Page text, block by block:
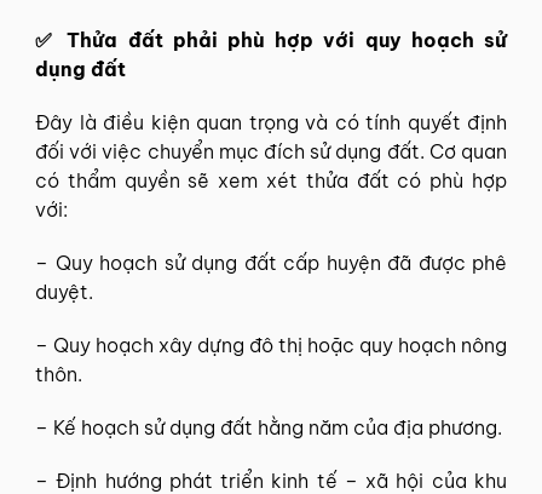
✅ Thửa đất phải phù hợp với quy hoạch sử
dụng đất
Đây là điều kiện quan trọng và có tính quyết định
đối với việc chuyển mục đích sử dụng đất. Cơ quan
có thẩm quyền sẽ xem xét thửa đất có phù hợp
với:
– Quy hoạch sử dụng đất cấp huyện đã được phê
duyệt.
– Quy hoạch xây dựng đô thị hoặc quy hoạch nông
thôn.
– Kế hoạch sử dụng đất hằng năm của địa phương.
– Định hướng phát triển kinh tế – xã hội của khu